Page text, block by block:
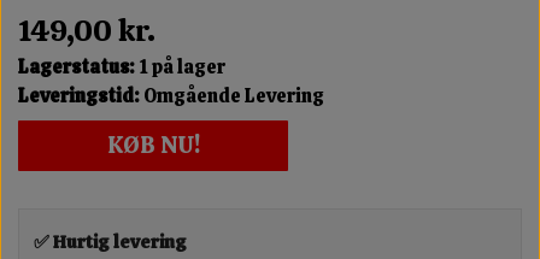
149,00 kr.
Lagerstatus:1 på lager
Leveringstid:Omgående Levering
KØB NU!
✅ Hurtig levering